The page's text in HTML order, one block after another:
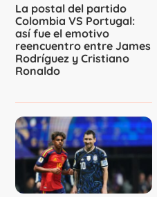
La postal del partido
Colombia VS Portugal:
así fue el emotivo
reencuentro entre James
Rodríguez y Cristiano
Ronaldo